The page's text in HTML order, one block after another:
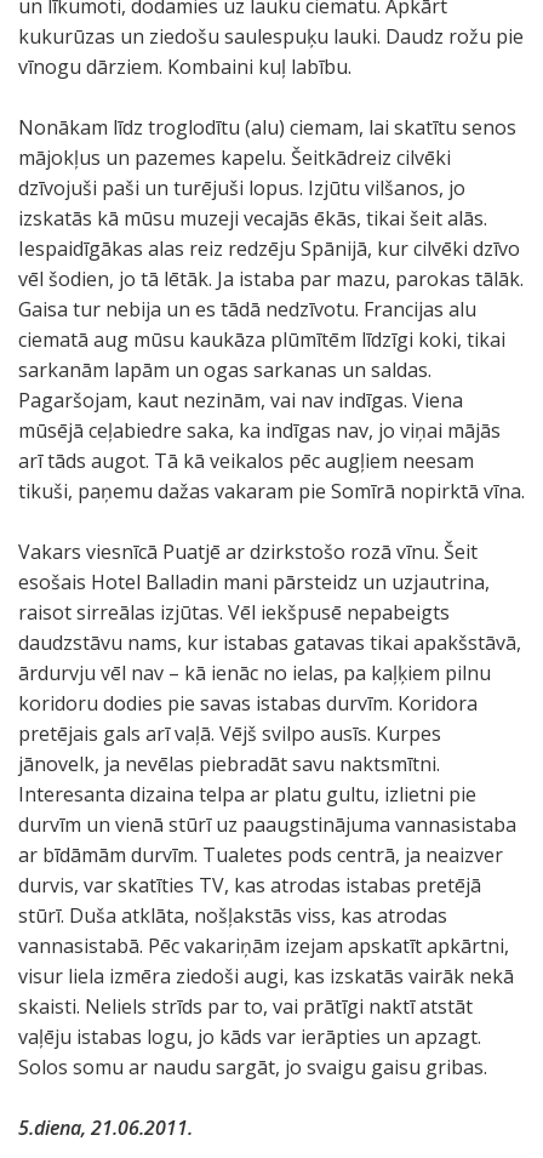
un līkumoti, dodamies uz lauku ciematu. Apkārt
kukurūzas un ziedošu saulespuķu lauki. Daudz rožu pie
vīnogu dārziem. Kombaini kuļ labību.
Nonākam līdz troglodītu (alu) ciemam, lai skatītu senos
mājokļus un pazemes kapelu. Šeitkādreiz cilvēki
dzīvojuši paši un turējuši lopus. Izjūtu vilšanos, jo
izskatās kā mūsu muzeji vecajās ēkās, tikai šeit alās.
Iespaidīgākas alas reiz redzēju Spānijā, kur cilvēki dzīvo
vēl šodien, jo tā lētāk. Ja istaba par mazu, parokas tālāk.
Gaisa tur nebija un es tādā nedzīvotu. Francijas alu
ciematā aug mūsu kaukāza plūmītēm līdzīgi koki, tikai
sarkanām lapām un ogas sarkanas un saldas.
Pagaršojam, kaut nezinām, vai nav indīgas. Viena
mūsējā ceļabiedre saka, ka indīgas nav, jo viņai mājās
arī tāds augot. Tā kā veikalos pēc augļiem neesam
tikuši, paņemu dažas vakaram pie Somīrā nopirktā vīna.
Vakars viesnīcā Puatjē ar dzirkstošo rozā vīnu. Šeit
esošais Hotel Balladin mani pārsteidz un uzjautrina,
raisot sirreālas izjūtas. Vēl iekšpusē nepabeigts
daudzstāvu nams, kur istabas gatavas tikai apakšstāvā,
ārdurvju vēl nav – kā ienāc no ielas, pa kaļķiem pilnu
koridoru dodies pie savas istabas durvīm. Koridora
pretējais gals arī vaļā. Vējš svilpo ausīs. Kurpes
jānovelk, ja nevēlas piebradāt savu naktsmītni.
Interesanta dizaina telpa ar platu gultu, izlietni pie
durvīm un vienā stūrī uz paaugstinājuma vannasistaba
ar bīdāmām durvīm. Tualetes pods centrā, ja neaizver
durvis, var skatīties TV, kas atrodas istabas pretējā
stūrī. Duša atklāta, nošļakstās viss, kas atrodas
vannasistabā. Pēc vakariņām izejam apskatīt apkārtni,
visur liela izmēra ziedoši augi, kas izskatās vairāk nekā
skaisti. Neliels strīds par to, vai prātīgi naktī atstāt
vaļēju istabas logu, jo kāds var ierāpties un apzagt.
Solos somu ar naudu sargāt, jo svaigu gaisu gribas.
5.diena, 21.06.2011.